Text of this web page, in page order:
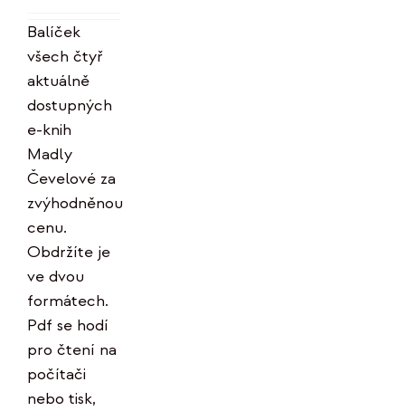
5.00z 5
996 Kč.799 Kč.
Balíček
všech čtyř
aktuálně
dostupných
e-knih
Madly
Čevelové za
zvýhodněnou
cenu.
Obdržíte je
ve dvou
formátech.
Pdf se hodí
pro čtení na
počítači
nebo tisk,